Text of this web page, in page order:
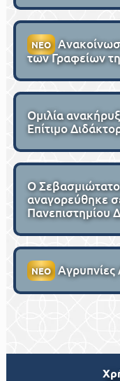
ΝΕΟ
των Γραφείων
Ομιλία
Επίτιμο
Ο
αναγορεύθηκε
Πανεπιστημίου
ΝΕΟ